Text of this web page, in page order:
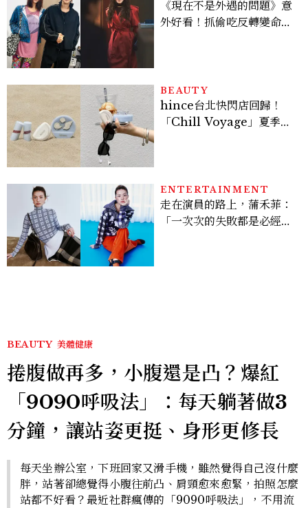
《現在不是外遇的問題》意
外好看！抓偷吃反轉變命
看點懶人包
BEAUTY
hince台北快閃店回歸！
「Chill Voyage」夏季限
ENTERTAINMENT
走在演員的路上，蒲禾菲：
「一次次的失敗都是必經過
BEAUTY 美體健康
捲腹做再多，小腹還是凸？爆紅
「9090呼吸法」：每天躺著做3
分鐘，讓站姿更挺、身形更修長
每天坐辦公室，下班回家又滑手機，雖然覺得自己沒什麼
胖，站著卻總覺得小腹往前凸、肩頸愈來愈緊，拍照怎麼
站都不好看？最近社群瘋傳的「9090呼吸法」，不用流